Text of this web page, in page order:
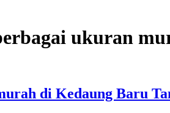
ukuran
di Kedaung Baru